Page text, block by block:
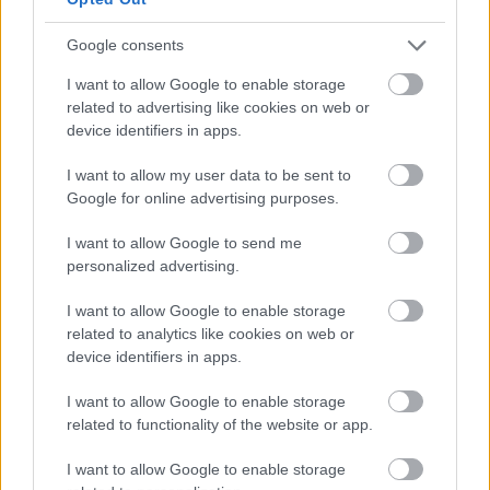
Google consents
I want to allow Google to enable storage
related to advertising like cookies on web or
device identifiers in apps.
I want to allow my user data to be sent to
Google for online advertising purposes.
I want to allow Google to send me
personalized advertising.
I want to allow Google to enable storage
related to analytics like cookies on web or
device identifiers in apps.
I want to allow Google to enable storage
related to functionality of the website or app.
I want to allow Google to enable storage
Hírlevél feliratkozás
Adja meg keresztnevét:
Adja
meg e-mail címét:
Megismertem és elfogadom a
legfrissebb információkkal és exkluzív tartalmakkal hétről hétre
postaládájába érkezik!
A SZOL24 legfrissebb 24 cikke
Már magasabb szinten is nyomoznak Szijjártó
büntetőügyében, vesztegetés miatt 3 év letöltendőt kaphat és
ez csak az egyik botrány